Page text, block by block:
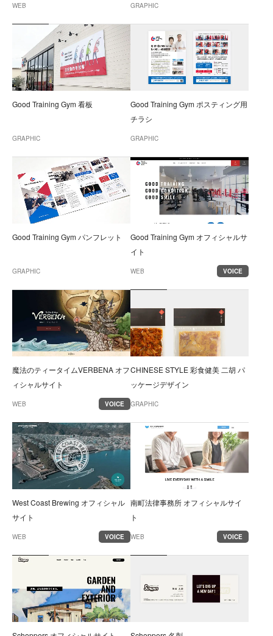
WEB GRAPHIC
Good Training Gym 看板
GRAPHIC
Good Training Gym ポスティング用
チラシ
GRAPHIC
Good Training Gym パンフレット
GRAPHIC
Good Training Gym オフィシャルサ
イト
WEB VOICE
魔法のティータイムVERBENA オフ
ィシャルサイト
WEB VOICE
CHINESE STYLE 彩食健美 二胡 パ
ッケージデザイン
GRAPHIC
West Coast Brewing オフィシャル
サイト
WEB VOICE
南町法律事務所 オフィシャルサイ
ト
WEB VOICE